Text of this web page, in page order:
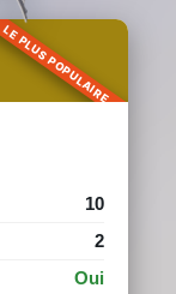
LE PLUS POPULAIRE
10
2
Oui